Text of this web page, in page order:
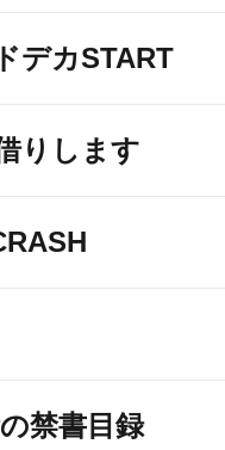
デカSTART
りします
禁書目録